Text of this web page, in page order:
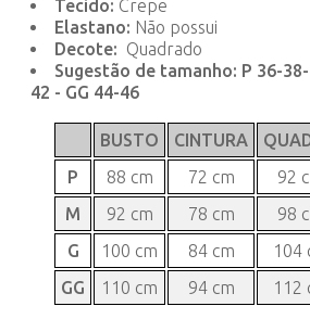
Tecido: Crepe
Elastano: Não possui
Decote: Quadrado
Sugestão de tamanho: P 36-
42 - GG 44-46
BUSTO CINTURA
P
88 cm 72 cm 92
M
92 cm 78 cm 98
G
100 cm 84 cm 104
GG
110 cm 94 cm 112